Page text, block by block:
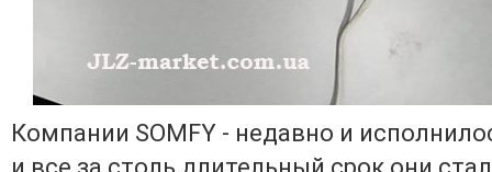
Компании SOMFY - недавно и